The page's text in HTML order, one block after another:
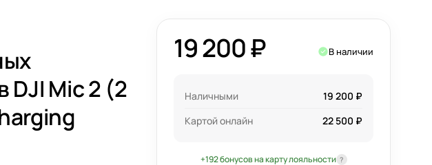
Mic 2 (2
19 200 ₽ В наличии
Наличными
19 200 ₽
Картой онлайн
22 500 ₽
+192 бонусов на карту лояльности ?